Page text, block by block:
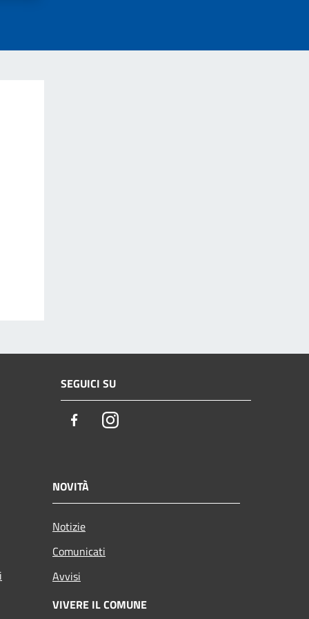
SEGUICI SU
FacebookInstagram
NOVITÀ
Notizie
Comunicati
Avvisi
VIVERE IL COMUNE